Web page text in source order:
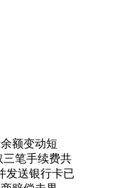
额变动短
三笔手续费共
发送银行卡已